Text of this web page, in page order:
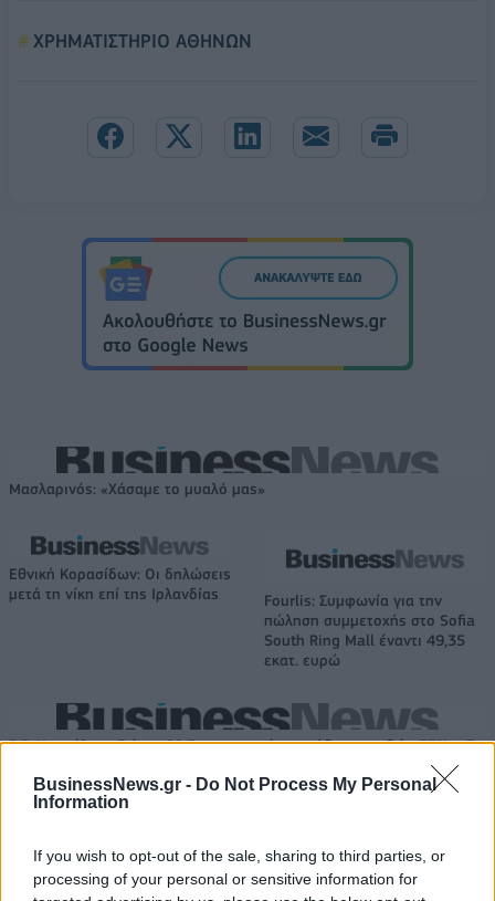
BusinessNews.gr - Do Not Process My Personal
Information
If you wish to opt-out of the sale, sharing to third parties, or
processing of your personal or sensitive information for
ΧΡΗΜΑΤΙΣΤΗΡΙΟ ΑΘΗΝΩΝ
Μασλαρινός: «Χάσαμε το μυαλό μας»
Εθνική Κορασίδων: Οι δηλώσεις
μετά τη νίκη επί της Ιρλανδίας
Fourlis: Συμφωνία για την
πώληση συμμετοχής στο Sofia
South Ring Mall έναντι 49,35
εκατ. ευρώ
Β.Σ. Καρούλιας: Τζίρος 98,7 εκατ. ευρώ και αύξηση κερδών 57% - Τα
Deloitte Ελλάδος:
Χρηματοοικονομικός
Media: Με ενίσχυση 8 εκατ.
ευρώ σε 451 επιχειρήσεις
ξεκίνησε το πρόγραμμα